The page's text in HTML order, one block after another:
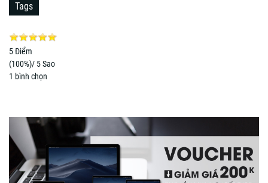
Tags
5Điểm
(100%)/ 5 Sao
1 bình chọn